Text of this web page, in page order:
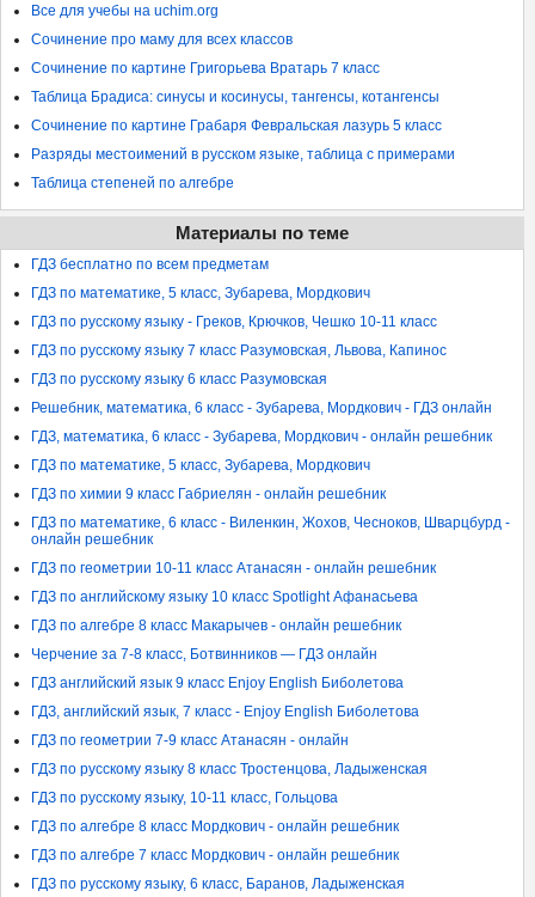
Все для учебы на uchim.org
Сочинение про маму для всех классов
Сочинение по картине Григорьева Вратарь 7 класс
Таблица Брадиса: синусы и косинусы, тангенсы, котангенсы
Сочинение по картине Грабаря Февральская лазурь 5 класс
Разряды местоимений в русском языке, таблица с примерами
Таблица степеней по алгебре
Материалы по теме
ГДЗ бесплатно по всем предметам
ГДЗ по математике, 5 класс, Зубарева, Мордкович
ГДЗ по русскому языку - Греков, Крючков, Чешко 10-11 класс
ГДЗ по русскому языку 7 класс Разумовская, Львова, Капинос
ГДЗ по русскому языку 6 класс Разумовская
Решебник, математика, 6 класс - Зубарева, Мордкович - ГДЗ онлайн
ГДЗ, математика, 6 класс - Зубарева, Мордкович - онлайн решебник
ГДЗ по математике, 5 класс, Зубарева, Мордкович
ГДЗ по химии 9 класс Габриелян - онлайн решебник
ГДЗ по математике, 6 класс - Виленкин, Жохов, Чесноков, Шварцбурд -
онлайн решебник
ГДЗ по геометрии 10-11 класс Атанасян - онлайн решебник
ГДЗ по английскому языку 10 класс Spotlight Афанасьева
ГДЗ по алгебре 8 класс Макарычев - онлайн решебник
Черчение за 7-8 класс, Ботвинников — ГДЗ онлайн
ГДЗ английский язык 9 класс Enjoy English Биболетова
ГДЗ, английский язык, 7 класс - Enjoy English Биболетова
ГДЗ по геометрии 7-9 класс Атанасян - онлайн
ГДЗ по русскому языку 8 класс Тростенцова, Ладыженская
ГДЗ по русскому языку, 10-11 класс, Гольцова
ГДЗ по алгебре 8 класс Мордкович - онлайн решебник
ГДЗ по алгебре 7 класс Мордкович - онлайн решебник
ГДЗ по русскому языку, 6 класс, Баранов, Ладыженская